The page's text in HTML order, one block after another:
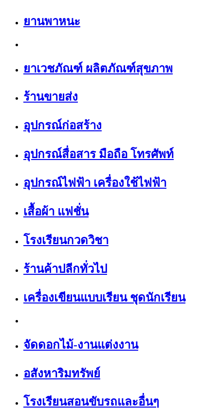
ยานพาหนะ
ยาเวชภัณฑ์ ผลิตภัณฑ์สุขภาพ
ร้านขายส่ง
อุปกรณ์ก่อสร้าง
อุปกรณ์สื่อสาร มือถือ โทรศัพท์
อุปกรณ์ไฟฟ้า เครื่องใช้ไฟฟ้า
เสื้อผ้า แฟชั่น
โรงเรียนกวดวิชา
ร้านค้าปลีกทั่วไป
เครื่องเขียนแบบเรียน ชุดนักเรียน
จัดดอกไม้-งานแต่งงาน
อสังหาริมทรัพย์
โรงเรียนสอนขับรถและอื่นๆ